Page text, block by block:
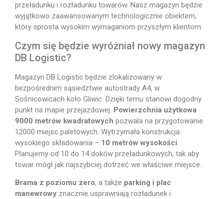
przeładunku i rozładunku towarów. Nasz magazyn będzie
wyjątkowo zaawansowanym technologicznie obiektem,
który sprosta wysokim wymaganiom przyszłym klientom.
Czym się będzie wyróżniał nowy magazyn
DB Logistic?
Magazyn DB Logistic będzie zlokalizowany w
bezpośrednim sąsiedztwie autostrady A4, w
Sośnicowicach koło Gliwic. Dzięki temu stanowi dogodny
punkt na mapie przejazdowej. Powierzchnia użytkowa
9000 metrów kwadratowych pozwala na przygotowanie
12000 miejsc paletowych. Wytrzymała konstrukcja
wysokiego składowania – 10 metrów wysokości.
Planujemy od 10 do 14 doków przeładunkowych, tak aby
towar mógł jak najszybciej dotrzeć we właściwe miejsce.
Brama z poziomu zero, a także parking i plac
manewrowy znacznie usprawniają rozładunek i